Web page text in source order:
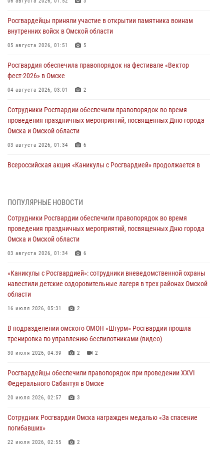
Росгвардейцы приняли участие в открытии памятника воинам
внутренних войск в Омской области
05 августа 2026, 01:51 5
Росгвардия обеспечила правопорядок на фестивале «Вектор
фест-2026» в Омске
04 августа 2026, 03:01 2
Сотрудники Росгвардии обеспечили правопорядок во время
проведения праздничных мероприятий, посвященных Дню города
Омска и Омской области
03 августа 2026, 01:34 6
Всероссийская акция «Каникулы с Росгвардией» продолжается в
тренировка по управлению беспилотниками (видео)
30 июля 2026, 04:39 2
Росгвардия обеспечила безопасность уникального передвижного
29 июля 2026, 01:49
Росгвардейцы приняли участие в крестном ходе в День крещения
Руси в Омске
При содействии спецназа Росгвардии пресечены нарушения
миграционного законодательства в Омске (видео)
ПОПУЛЯРНЫЕ НОВОСТИ
Сотрудники Росгвардии обеспечили правопорядок во время
проведения праздничных мероприятий, посвященных Дню города
Омска и Омской области
03 августа 2026, 01:34 6
«Каникулы с Росгвардией»: сотрудники вневедомственной охраны
навестили детские оздоровительные лагеря в трех районах Омской
области
16 июля 2026, 05:31 2
В подразделении омского ОМОН «Штурм» Росгвардии прошла
тренировка по управлению беспилотниками (видео)
30 июля 2026, 04:39 2 2
Росгвардейцы обеcпечили правопорядок при проведении XXVI
Федерального Сабантуя в Омске
20 июля 2026, 02:57 3
Сотрудник Росгвардии Омска награжден медалью «За спасение
погибавших»
22 июля 2026, 02:55 2